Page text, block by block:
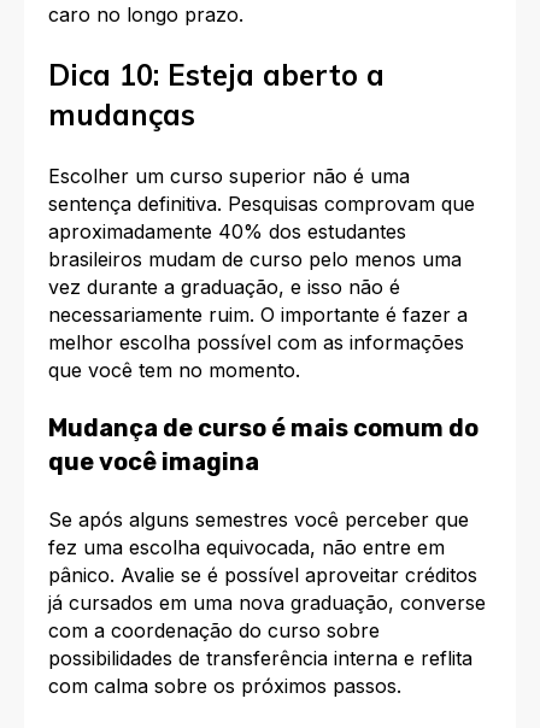
caro no longo prazo.
Dica 10: Esteja aberto a
mudanças
Escolher um curso superior não é uma
sentença definitiva. Pesquisas comprovam que
aproximadamente 40% dos estudantes
brasileiros mudam de curso pelo menos uma
vez durante a graduação, e isso não é
necessariamente ruim. O importante é fazer a
melhor escolha possível com as informações
que você tem no momento.
Mudança de curso é mais comum do
que você imagina
Se após alguns semestres você perceber que
fez uma escolha equivocada, não entre em
pânico. Avalie se é possível aproveitar créditos
já cursados em uma nova graduação, converse
com a coordenação do curso sobre
possibilidades de transferência interna e reflita
com calma sobre os próximos passos.